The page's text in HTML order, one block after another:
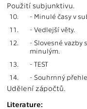
Použití subjunktivu.
10.
- Minulé časy v
11.
- Vedlejší věty.
12.
- Slovesné
minulým.
13.
- TEST
14.
- Souhrnný
Udělení zápočtů.
Literature: